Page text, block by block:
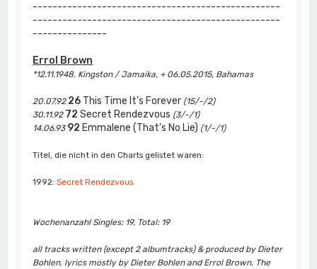
--------------------------------------------------
--------------------------------------------------
---------------
Errol Brown
*12.11.1948, Kingston / Jamaika, + 06.05.2015, Bahamas
20.07.92 26 This Time It's Forever (15/-/2)
30.11.92 72 Secret Rendezvous (3/-/1)
14.06.93 92 Emmalene (That's No Lie) (1/-/1)
Titel, die nicht in den Charts gelistet waren:
1992:Secret Rendezvous
Wochenanzahl Singles: 19, Total: 19
all tracks written (except 2 albumtracks) & produced by Dieter
Bohlen, lyrics mostly by Dieter Bohlen and Errol Brown. The